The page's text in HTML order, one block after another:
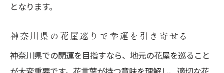
日常生活に取り入れやすい開運のヒント集
開運効果を高める花の飾り方
季節ごとの開運の花を選ぶ楽しみ
となります。
神奈川県の花屋巡りで幸運を引き寄せる
神奈川県での開運を目指すなら、地元の花屋を巡ること